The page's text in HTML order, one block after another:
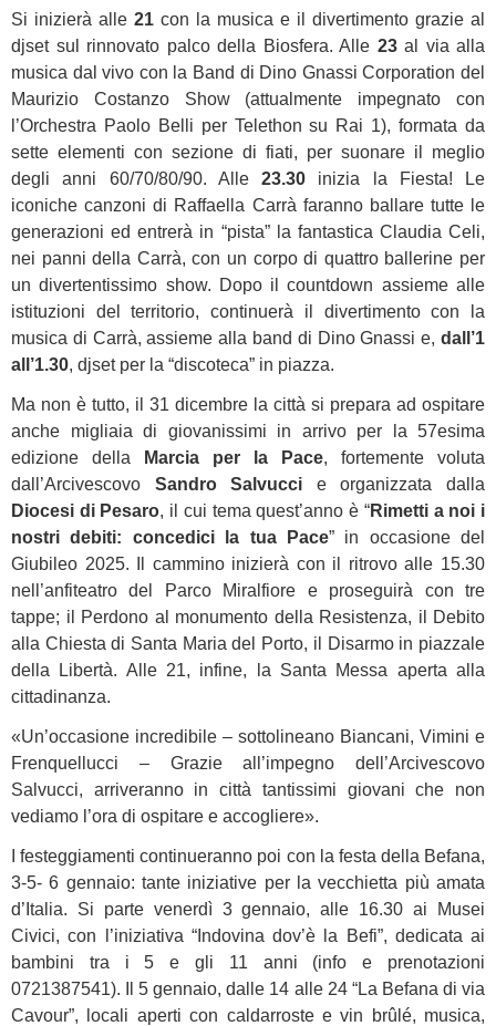
Si inizierà alle 21 con la musica e il divertimento grazie al
djset sul rinnovato palco della Biosfera. Alle 23al via alla
musica dal vivo con la Band di Dino Gnassi Corporation del
Maurizio Costanzo Show (attualmente impegnato con
l’Orchestra Paolo Belli per Telethon su Rai 1), formata da
sette elementi con sezione di fiati, per suonare il meglio
degli anni 60/70/80/90. Alle 23.30 inizia la Fiesta! Le
iconiche canzoni di Raffaella Carrà faranno ballare tutte le
generazioni ed entrerà in “pista” la fantastica Claudia Celi,
nei panni della Carrà, con un corpo di quattro ballerine per
un divertentissimo show. Dopo il countdown assieme alle
istituzioni del territorio, continuerà il divertimento con la
musica di Carrà, assieme alla band di Dino Gnassi e, dall’1
all’1.30, djset per la “discoteca” in piazza.
Ma non è tutto, il 31 dicembre la città si prepara ad ospitare
anche migliaia di giovanissimi in arrivo per la 57esima
edizione della
Marcia per la Pace, fortemente voluta
dall’Arcivescovo Sandro Salvucci e organizzata dalla
Diocesi di Pesaro, il cui tema quest’anno è “Rimetti a noi i
nostri debiti: concedici la tua Pace” in occasione del
Giubileo 2025. Il cammino inizierà con il ritrovo alle 15.30
nell’anfiteatro del Parco Miralfiore e proseguirà con tre
tappe; il Perdono al monumento della Resistenza, il Debito
alla Chiesta di Santa Maria del Porto, il Disarmo in piazzale
della Libertà. Alle 21, infine, la Santa Messa aperta alla
cittadinanza.
«Un’occasione incredibile – sottolineano Biancani, Vimini e
Frenquellucci – Grazie all’impegno dell’Arcivescovo
Salvucci, arriveranno in città tantissimi giovani che non
vediamo l’ora di ospitare e accogliere».
I festeggiamenti continueranno poi con la festa della Befana,
3-5- 6 gennaio: tante iniziative per la vecchietta più amata
d’Italia. Si parte venerdì 3 gennaio, alle 16.30 ai Musei
Civici, con l’iniziativa “Indovina dov’è la Befi”, dedicata ai
bambini tra i 5 e gli 11 anni (info e prenotazioni
0721387541). Il 5 gennaio, dalle 14 alle 24 “La Befana di via
Cavour”, locali aperti con caldarroste e vin brûlé, musica,